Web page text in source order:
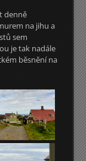
denně
na jihu a
sem
je tak nadále
běsnění na